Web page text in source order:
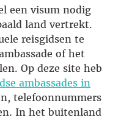
een visum nodig
land vertrekt.
reisgidsen te
of het
Op deze site heb
ambassades in
telefoonnummers
In het buitenland